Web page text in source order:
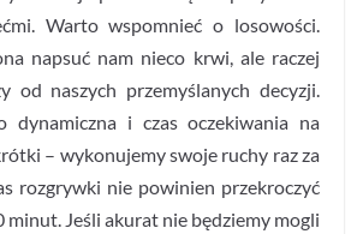
Warto wspomnieć o losowości.
napsuć nam nieco krwi, ale raczej
od naszych przemyślanych decyzji.
dynamiczna i czas oczekiwania na
– wykonujemy swoje ruchy raz za
rozgrywki nie powinien przekroczyć
minut. Jeśli akurat nie będziemy mogli